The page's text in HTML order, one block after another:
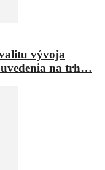
vývoja
uvedenia na trh…